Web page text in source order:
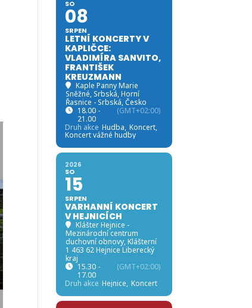
SO
08
SRPEN
LETNÍ KONCERTY V
KAPLIČCE:
VLADIMÍRA SANVITO,
FRANTIŠEK
KREUZMANN
Kaple Panny Marie
Sněžné, Srbská, Horní
Řasnice - Srbská, Česko
18.00 -
21.00
(GMT+02:00)
Druh akce Hudba, Koncert,
Koncert vážné hudby
2026
SO
15
SRPEN
VARHANNÍ KONCERT
V HEJNICÍCH
Klášter Hejnice -
Mezinárodní centrum
duchovní obnovy, Klášterní
1 463 62 Hejnice Liberecký
kraj
15.30 -
17.00
(GMT+02:00)
Druh akce Hejnice, Koncert